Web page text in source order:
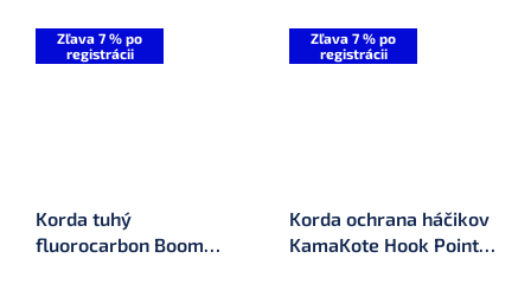
Zľava 7 % po
registrácii
Korda tuhý
fluorocarbon Boom
Zľava 7 % po
registrácii
Korda ochrana háčikov
KamaKote Hook Point